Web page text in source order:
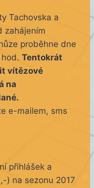
Tachovska a
zahájením
proběhne dne
Tentokrát
vítězové
na
e-mailem, sms
přihlášek a
) na sezonu 2017